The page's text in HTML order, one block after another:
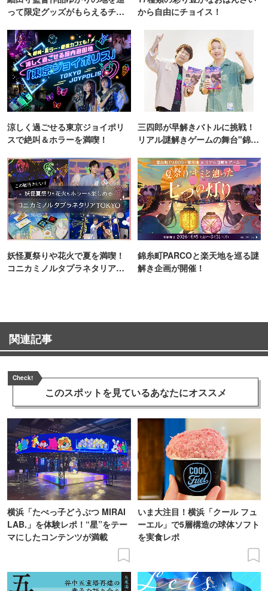
って限定グッズがもらえるチャ
から自由にチョイス！
涼しく過ごせる東京ジョイポリ
スで絶叫＆ホラーを満喫！
三四郎が早解きバトルに挑戦！
リアル謎解きゲームの舞台"錦糸
妖怪夏祭りや花火で夏を満喫！
コニカミノルタプラネタリア
錦糸町PARCOと楽天地を巡る謎
解き企画が開催！
関連記事
Check!
このスポットを見ているあなたにオススメ
横浜「たべっ子どうぶつ MIRAI
LAB.」を体験レポ！“星”をテー
マにしたコンテンツが満載
いま大注目！横浜「クール フュ
ーエル」で5層構造の球体ソフト
を実食レポ